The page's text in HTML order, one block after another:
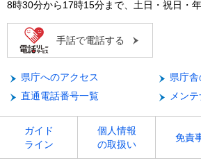
8時30分から17時15分まで、土日・祝日・
手話で電話する
県庁へのアクセス
県庁
直通電話番号一覧
メン
ガイド
ライン
個人情報
の取扱い
免責